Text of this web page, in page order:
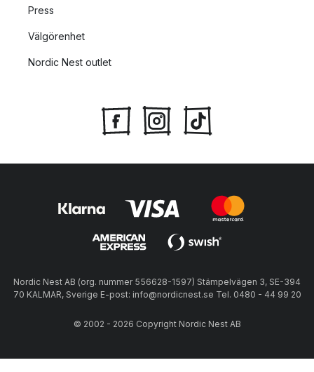
Press
Välgörenhet
Nordic Nest outlet
Nordic Nest AB (org. nummer 556628-1597) Stämpelvägen 3, SE-394
70 KALMAR, Sverige E-post: info@nordicnest.se Tel. 0480 - 44 99 20
© 2002 - 2026 Copyright Nordic Nest AB